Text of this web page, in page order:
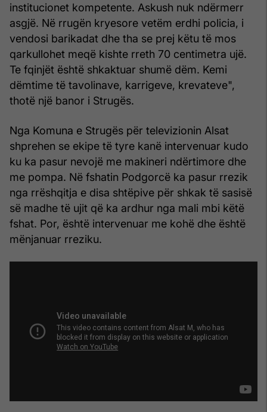
institucionet kompetente. Askush nuk ndërmerr
asgjë. Në rrugën kryesore vetëm erdhi policia, i
vendosi barikadat dhe tha se prej këtu të mos
qarkullohet meqë kishte rreth 70 centimetra ujë.
Te fqinjët është shkaktuar shumë dëm. Kemi
dëmtime të tavolinave, karrigeve, krevateve",
thotë një banor i Strugës.
Nga Komuna e Strugës për televizionin Alsat
shprehen se ekipe të tyre kanë intervenuar kudo
ku ka pasur nevojë me makineri ndërtimore dhe
me pompa. Në fshatin Podgorcë ka pasur rrezik
nga rrëshqitja e disa shtëpive për shkak të sasisë
së madhe të ujit që ka ardhur nga mali mbi këtë
fshat. Por, është intervenuar me kohë dhe është
mënjanuar rreziku.